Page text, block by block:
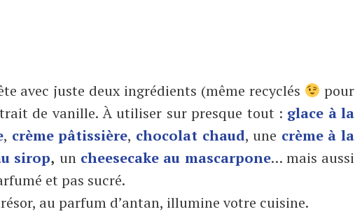
avec juste deux ingrédients (même recyclés
pour
de vanille. À utiliser sur presque tout : glace à la
, crème pâtissière, chocolat chaud, une crème à la
sirop, un cheesecake au mascarpone… mais aussi
et pas sucré.
au parfum d’antan, illumine votre cuisine.